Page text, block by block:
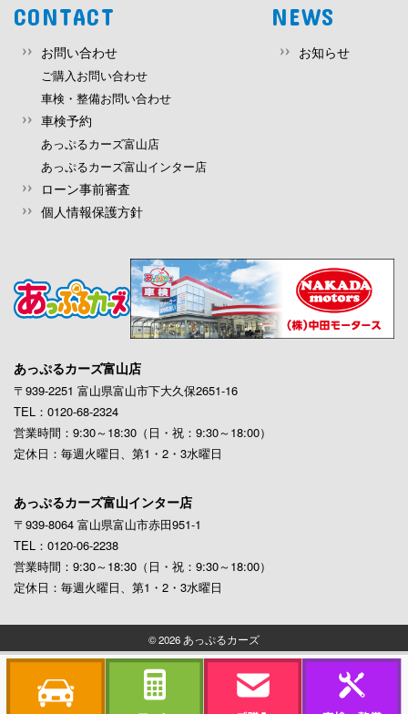
CONTACT
お問い合わせ
ご購入お問い合わせ
車検・整備お問い合わせ
車検予約
あっぷるカーズ富山店
あっぷるカーズ富山インター店
ローン事前審査
個人情報保護方針
NEWS
お知らせ
あっぷるカーズ富山店
〒939-2251 富山県富山市下大久保2651-16
TEL：0120-68-2324
営業時間：9:30～18:30（日・祝：9:30～18:00）
定休日：毎週火曜日、第1・2・3水曜日
あっぷるカーズ富山インター店
〒939-8064 富山県富山市赤田951-1
TEL：0120-06-2238
営業時間：9:30～18:30（日・祝：9:30～18:00）
定休日：毎週火曜日、第1・2・3水曜日
© 2026 あっぷるカーズ